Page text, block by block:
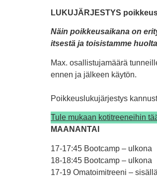
LUKUJÄRJESTYS
Näin poikkeusaikana on
itsestä ja toisistamme
Max. osallistujamäärä
ennen ja jälkeen käytön.
Poikkeuslukujärjestys
Tule mukaan kotitreeneihin
MAANANTAI
17-17:45 Bootcamp – ulkona
18-18:45 Bootcamp – ulkona
17-19 Omatoimitreeni – sisällä